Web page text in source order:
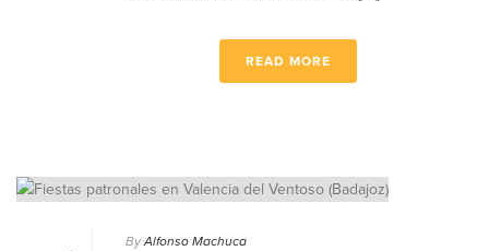
READ MORE
By Alfonso Machuca